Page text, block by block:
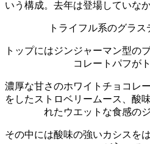
いう構成。 去年は登場していな
トライフル系のグラス
トップにはジンジャーマン型の
コレートパフが
濃厚な甘さのホワイトチョコレ
をしたストロベリームース、酸
れたウエットな食感の
その中には酸味の強いカシスを